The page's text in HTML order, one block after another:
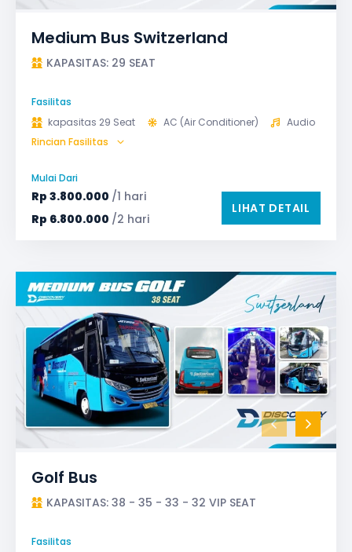
Medium Bus Switzerland
KAPASITAS: 29 SEAT
Fasilitas
kapasitas 29 Seat
AC (Air Conditioner)
Audio
Bagasi
GPS
Safety Tools (P3K, Windows Breaker, dll)
TV LED & Android System
Rincian Fasilitas
Mulai Dari
Rp 3.800.000 /1 hari
Rp 6.800.000 /2 hari
LIHAT DETAIL
Golf Bus
KAPASITAS: 38 - 35 - 33 - 32 VIP SEAT
Fasilitas